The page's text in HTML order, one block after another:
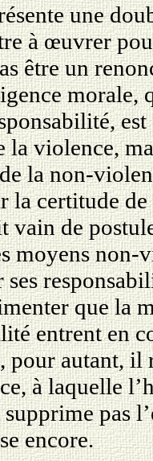
une
à œuvrer
être un
morale,
violence,
la non-
la certitude
vain de
moyens non-
ses
que la
entrent en
pour autant, il
à laquelle
pas
encore.